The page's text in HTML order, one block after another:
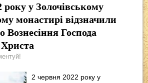
року у Золочівському
монастирі відзначили
Вознесіння Господа
2 червня 2022 року у